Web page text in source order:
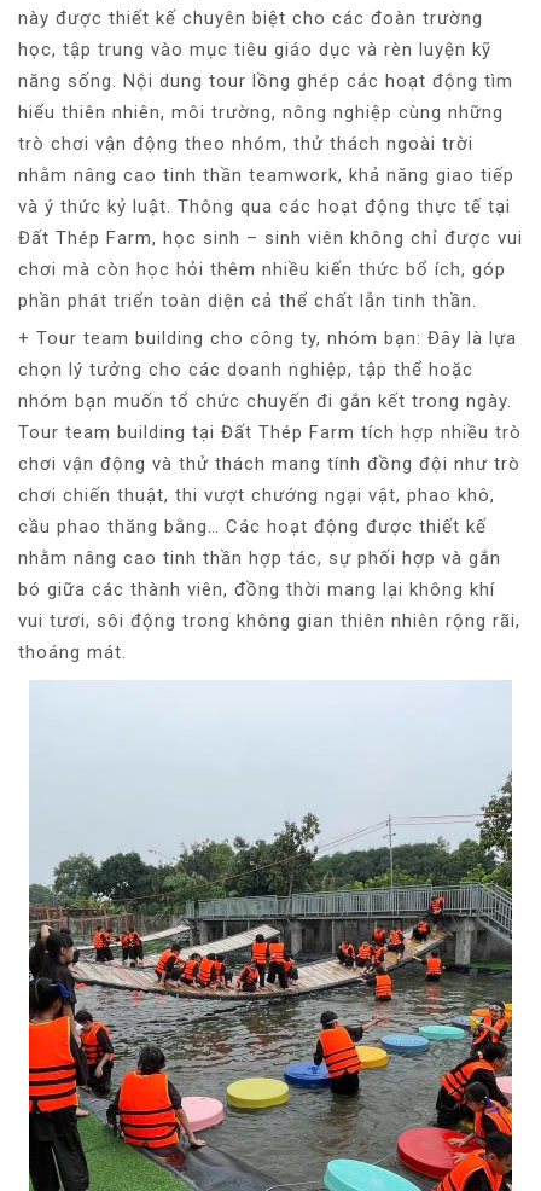
này được thiết kế chuyên biệt cho các đoàn trường
học, tập trung vào mục tiêu giáo dục và rèn luyện kỹ
năng sống. Nội dung tour lồng ghép các hoạt động tìm
hiểu thiên nhiên, môi trường, nông nghiệp cùng những
trò chơi vận động theo nhóm, thử thách ngoài trời
nhằm nâng cao tinh thần teamwork, khả năng giao tiếp
và ý thức kỷ luật. Thông qua các hoạt động thực tế tại
Đất Thép Farm, học sinh – sinh viên không chỉ được vui
chơi mà còn học hỏi thêm nhiều kiến thức bổ ích, góp
phần phát triển toàn diện cả thể chất lẫn tinh thần.
+ Tour team building cho công ty, nhóm bạn: Đây là lựa
chọn lý tưởng cho các doanh nghiệp, tập thể hoặc
nhóm bạn muốn tổ chức chuyến đi gắn kết trong ngày.
Tour team building tại Đất Thép Farm tích hợp nhiều trò
chơi vận động và thử thách mang tính đồng đội như trò
chơi chiến thuật, thi vượt chướng ngại vật, phao khô,
cầu phao thăng bằng… Các hoạt động được thiết kế
nhằm nâng cao tinh thần hợp tác, sự phối hợp và gắn
bó giữa các thành viên, đồng thời mang lại không khí
vui tươi, sôi động trong không gian thiên nhiên rộng rãi,
thoáng mát.